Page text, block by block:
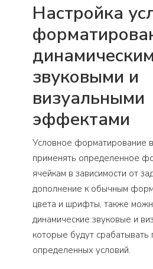
Настройка
звуковыми и
визуальными
эффектами
Условное форматирование
применять определенное
ячейкам в зависимости от
дополнение к обычным
цвета и шрифты, также
динамические звуковые и
которые будут срабатывать
определенных условий.